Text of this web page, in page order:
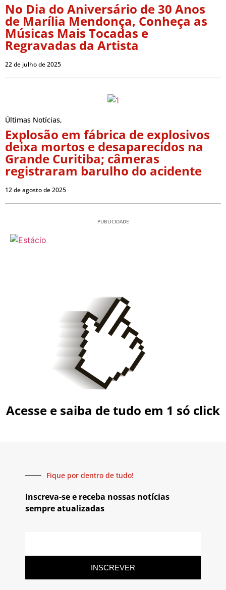
No Dia do Aniversário de 30 Anos
de Marília Mendonça, Conheça as
Músicas Mais Tocadas e
Regravadas da Artista
22 de julho de 2025
Últimas Notícias,
Explosão em fábrica de explosivos
deixa mortos e desaparecidos na
Grande Curitiba; câmeras
registraram barulho do acidente
12 de agosto de 2025
PUBLICIDADE
Acesse e saiba de tudo em 1 só click
Fique por dentro de tudo!
Inscreva-se e receba nossas notícias
sempre atualizadas
INSCREVER